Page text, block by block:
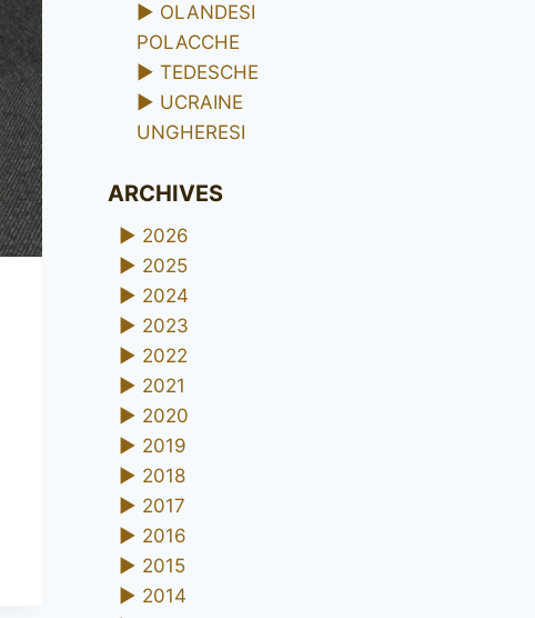
► OLANDESI
POLACCHE
► TEDESCHE
► UCRAINE
UNGHERESI
ARCHIVES
► 2026
► 2025
► 2024
► 2023
► 2022
► 2021
► 2020
► 2019
► 2018
► 2017
► 2016
► 2015
► 2014